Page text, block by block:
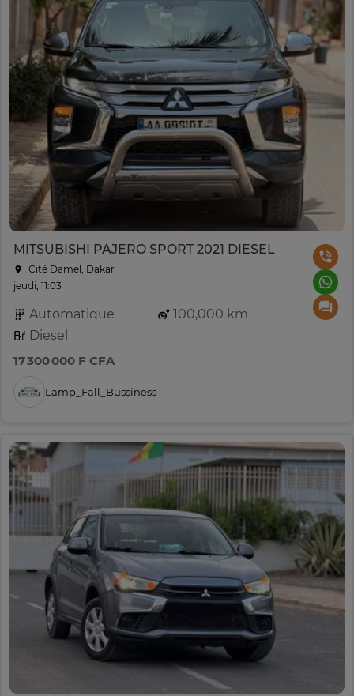
MITSUBISHI PAJERO SPORT 2021 DIESEL
Cité Damel, Dakar
jeudi, 11:03
Automatique
100,000 km
Diesel
17 300 000 F CFA
Lamp_Fall_Bussiness